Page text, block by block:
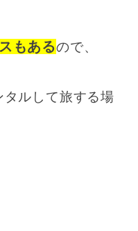
もあるので、
タルして旅する場